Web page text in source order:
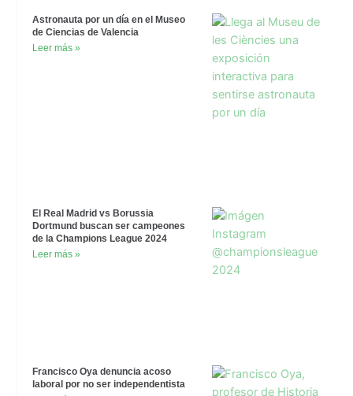
Astronauta por un día en el Museo
de Ciencias de Valencia
Leer más »
El Real Madrid vs Borussia
Dortmund buscan ser campeones
de la Champions League 2024
Leer más »
Francisco Oya denuncia acoso
laboral por no ser independentista